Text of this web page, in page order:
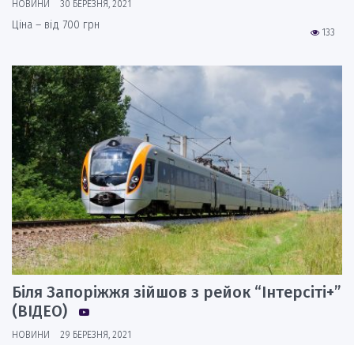
НОВИНИ 30 БЕРЕЗНЯ, 2021
133
Ціна – від 700 грн
Біля Запоріжжя зійшов з рейок “Інтерсіті+”
(ВІДЕО)
НОВИНИ 29 БЕРЕЗНЯ, 2021